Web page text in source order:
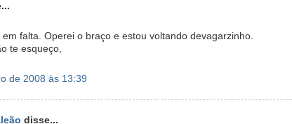
falta. Operei o braço e estou voltando devagarzinho.
te esqueço,
de 2008 às 13:39
disse...